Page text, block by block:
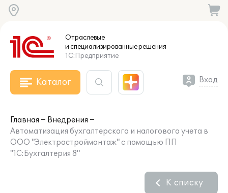
Отраслевые
и специализированныерешения
1С:Предприятие
Каталог Вход
Главная
Внедрения
Автоматизация бухгалтерского и налогового учета в
ООО "Электростроймонтаж" с помощью ПП
"1С:Бухгалтерия 8"
К списку